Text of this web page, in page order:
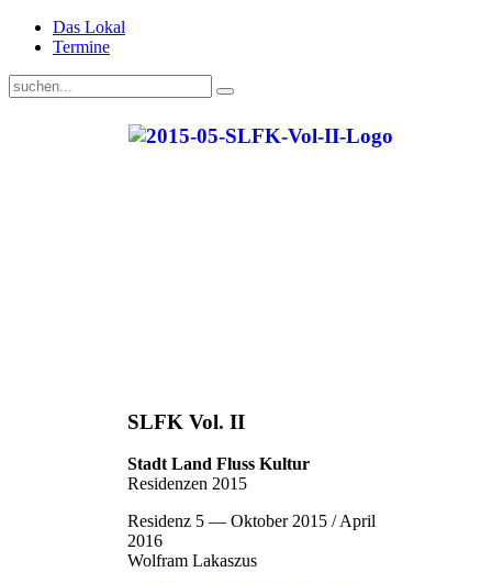
Das Lokal
Termine
SLFK Vol. II
Stadt Land Fluss Kultur
Residenzen 2015
Residenz 5 — Oktober 2015 / April
2016
Wolfram Lakaszus